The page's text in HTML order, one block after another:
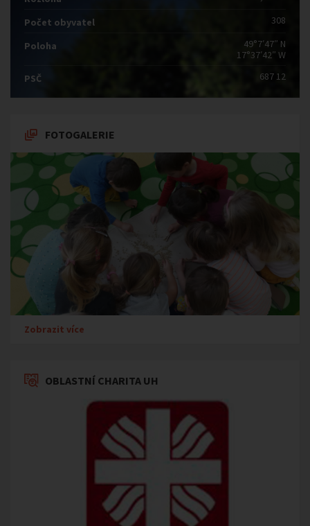
Počet obyvatel 308
Poloha
49°7′47″ N
17°37′42″ W
PSČ
687 12
FOTOGALERIE
Zobrazit více
OBLASTNÍ CHARITA UH